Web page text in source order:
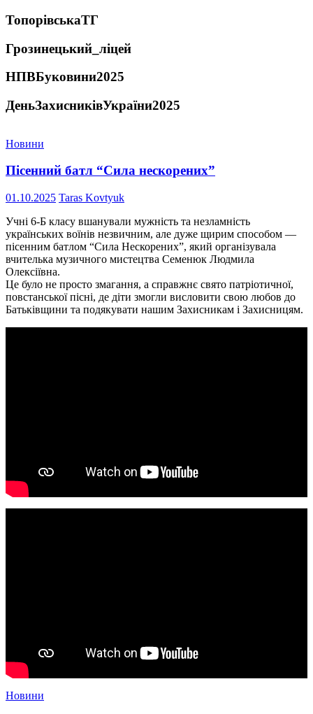
ТопорівськаТГ
Грозинецький_ліцей
НПВБуковини2025
ДеньЗахисниківУкраїни2025
Новини
Пісенний батл “Сила нескорених”
01.10.2025 Taras Kovtyuk
Учні 6-Б класу вшанували мужність та незламність
українських воїнів незвичним, але дуже щирим способом —
пісенним батлом “Сила Нескорених”, який організувала
вчителька музичного мистецтва Семенюк Людмила
Олексіївна.
Це було не просто змагання, а справжнє свято патріотичної,
повстанської пісні, де діти змогли висловити свою любов до
Батьківщини та подякувати нашим Захисникам і Захисницям.
Новини